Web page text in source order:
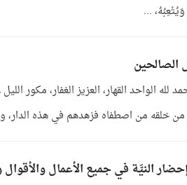
...
لله الواحد القهار، العزيز الغفار، مكور
من خلقه من اصطفاه فزهدهم في هذه الدار،